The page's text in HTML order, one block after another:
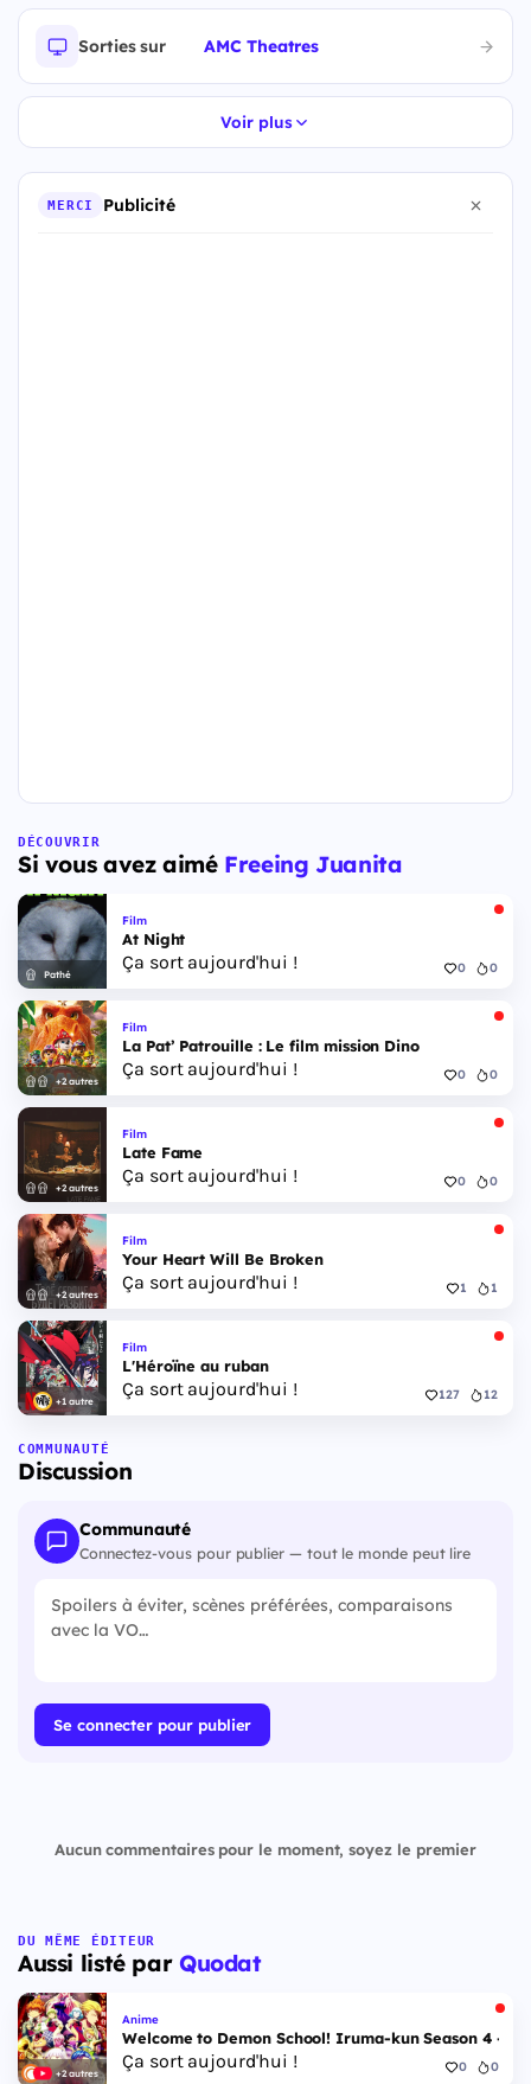
Sorties sur AMC Theatres
Voir plus
MERCI Publicité
DÉCOUVRIR
Si vous avez aimé Freeing Juanita
Pathé
Film
At Night
Ça sort aujourd'hui ! 0 0
+2 autres
Film
La Pat’ Patrouille : Le film mission Dino
Ça sort aujourd'hui ! 0 0
+2 autres
Film
Late Fame
Ça sort aujourd'hui ! 0 0
+2 autres
Film
Your Heart Will Be Broken
Ça sort aujourd'hui ! 1 1
+1 autre
Film
L'Héroïne au ruban
Ça sort aujourd'hui ! 127 12
COMMUNAUTÉ
Discussion
Communauté
Connectez-vous pour publier — tout le monde peut lire
Se connecter pour publier
Aucun commentaires pour le moment, soyez le premier
DU MÊME ÉDITEUR
Aussi listé par Quodat
+2 autres
Anime
Welcome to Demon School! Iruma-kun Season 4 -
Ça sort aujourd'hui ! 0 0